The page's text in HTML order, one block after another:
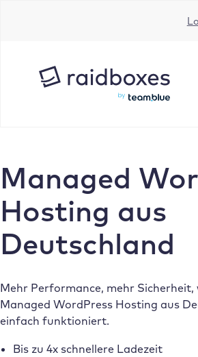
Managed
Hosting aus
Deutschland
Mehr Performance, mehr
Managed WordPress Hosting aus
einfach funktioniert.
Bis zu 4x schnellere Ladezeit